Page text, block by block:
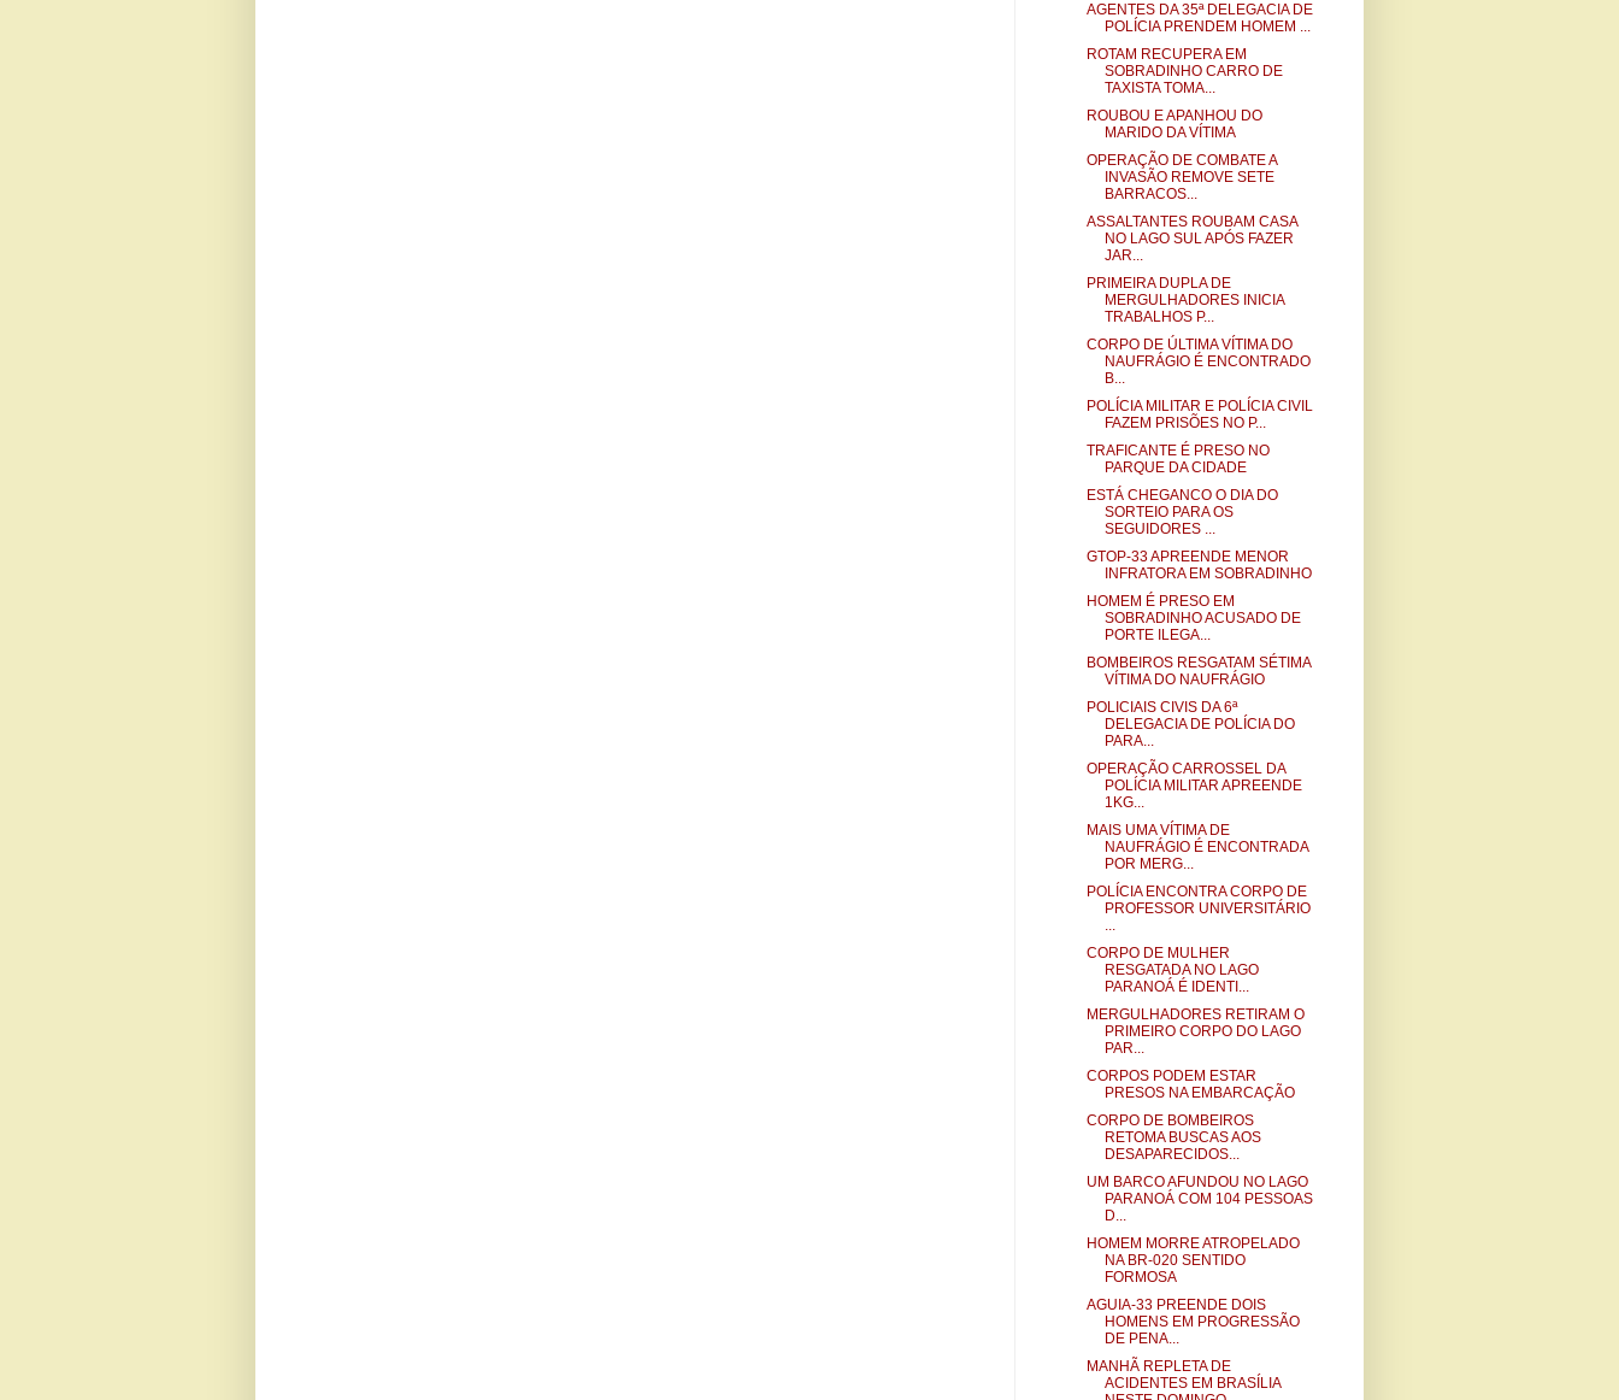
AGENTES DA 35ª DELEGACIA DE
POLÍCIA PRENDEM HOMEM ...
ROTAM RECUPERA EM
SOBRADINHO CARRO DE
TAXISTA TOMA...
ROUBOU E APANHOU DO
MARIDO DA VÍTIMA
OPERAÇÃO DE COMBATE A
INVASÃO REMOVE SETE
BARRACOS...
ASSALTANTES ROUBAM CASA
NO LAGO SUL APÓS FAZER
JAR...
PRIMEIRA DUPLA DE
MERGULHADORES INICIA
TRABALHOS P...
CORPO DE ÚLTIMA VÍTIMA DO
NAUFRÁGIO É ENCONTRADO
B...
POLÍCIA MILITAR E POLÍCIA CIVIL
FAZEM PRISÕES NO P...
TRAFICANTE É PRESO NO
PARQUE DA CIDADE
ESTÁ CHEGANCO O DIA DO
SORTEIO PARA OS
SEGUIDORES ...
GTOP-33 APREENDE MENOR
INFRATORA EM SOBRADINHO
HOMEM É PRESO EM
SOBRADINHO ACUSADO DE
PORTE ILEGA...
BOMBEIROS RESGATAM SÉTIMA
VÍTIMA DO NAUFRÁGIO
POLICIAIS CIVIS DA 6ª
DELEGACIA DE POLÍCIA DO
PARA...
OPERAÇÃO CARROSSEL DA
POLÍCIA MILITAR APREENDE
1KG...
MAIS UMA VÍTIMA DE
NAUFRÁGIO É ENCONTRADA
POR MERG...
POLÍCIA ENCONTRA CORPO DE
PROFESSOR UNIVERSITÁRIO
...
CORPO DE MULHER
RESGATADA NO LAGO
PARANOÁ É IDENTI...
MERGULHADORES RETIRAM O
PRIMEIRO CORPO DO LAGO
PAR...
CORPOS PODEM ESTAR
PRESOS NA EMBARCAÇÃO
CORPO DE BOMBEIROS
RETOMA BUSCAS AOS
DESAPARECIDOS...
UM BARCO AFUNDOU NO LAGO
PARANOÁ COM 104 PESSOAS
D...
HOMEM MORRE ATROPELADO
NA BR-020 SENTIDO
FORMOSA
AGUIA-33 PREENDE DOIS
HOMENS EM PROGRESSÃO
DE PENA...
MANHÃ REPLETA DE
ACIDENTES EM BRASÍLIA